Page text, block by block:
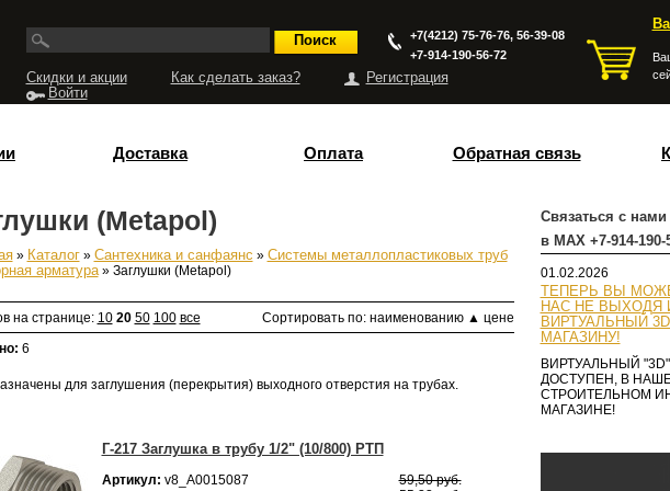
+7(4212) 75-76-76, 56-39-08
+7-914-190-56-72
Скидки и акции Как сделать заказ?
Регистрация
Войти
Доставка Оплата Обратная связь
Связаться с
в MAX +7-914-190-
01.02.2026
ТЕПЕРЬ ВЫ
НАС НЕ ВЫХОДЯ
ВИРТУАЛЬНЫЙ
МАГАЗИНУ!
ВИРТУАЛЬНЫЙ
ДОСТУПЕН, В
СТРОИТЕЛЬНОМ
МАГАЗИНЕ!
(Metapol)
» Каталог» Сантехника и санфаянс » Системы металлопластиковых труб
арматура» Заглушки (Metapol)
на странице: 10 20 50 100 все Сортировать по: наименованию ▲ цене
6
для заглушения (перекрытия) выходного отверстия на трубах.
Г-217 Заглушка в трубу 1/2" (10/800) РТП
Артикул: v8_А0015087
59,50 руб.